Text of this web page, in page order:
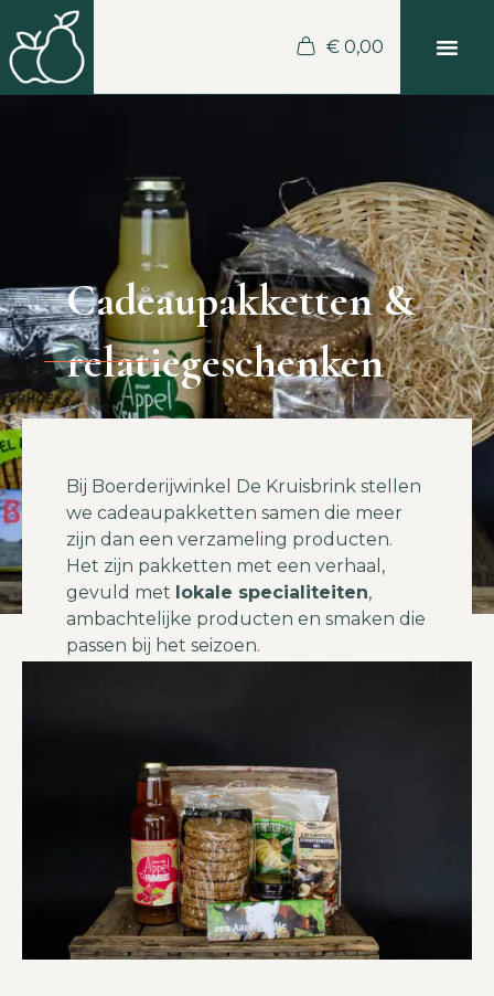
€0,00
Cadeaupakketten &
relatiegeschenken
Bij Boerderijwinkel De Kruisbrink stellen
we cadeaupakketten samen die meer
zijn dan een verzameling producten.
Het zijn pakketten met een verhaal,
gevuld met lokale specialiteiten,
ambachtelijke producten en smaken die
passen bij het seizoen.
gewoon om iemand te verrassen.